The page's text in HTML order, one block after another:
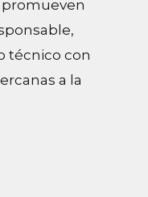
promueven
técnico con
a la